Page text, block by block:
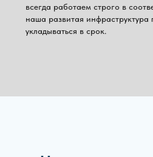
всегда работаем строго в
наша развитая инфраструктура
укладываться в срок.